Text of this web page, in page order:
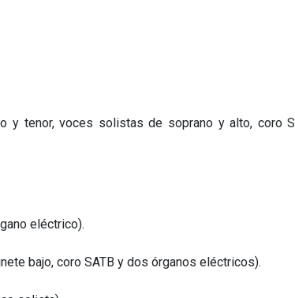
y tenor, voces solistas de soprano y alto, coro
eléctrico).
bajo, coro SATB y dos órganos eléctricos).